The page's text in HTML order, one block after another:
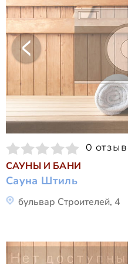
0
САУНЫ И БАНИ
Сауна Штиль
бульвар Строителей, 4